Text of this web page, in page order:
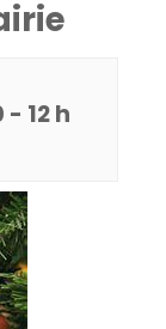
- 12 h